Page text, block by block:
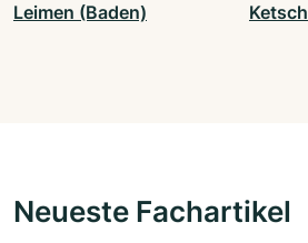
Leimen (Baden) Ketsch
Neueste Fachartikel